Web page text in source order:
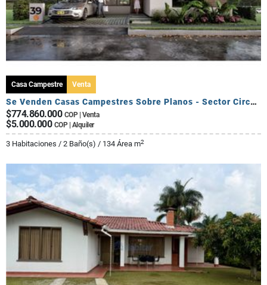
Casa Campestre Venta
Se Venden Casas Campestres Sobre Planos - Sector Circasia
$774.860.000 COP | Venta
$5.000.000 COP | Alquiler
3 Habitaciones / 2 Baño(s) / 134 Área m2